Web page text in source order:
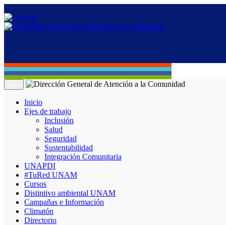
Inicio
Ejes de trabajo
Inclusión
Salud
Seguridad
Sustentabilidad
Integración Comunitaria
UNAPDI
#TuRed UNAM
Cursos
Distintivo ambiental UNAM
Campañas e Información
Climatón
Directorio